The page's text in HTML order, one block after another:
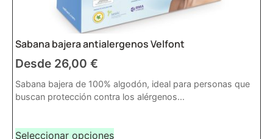
Sabana bajera antialergenos Velfont
Desde 26,00 €
Sabana bajera de 100% algodón, ideal para personas que
buscan protección contra los alérgenos...
Seleccionar opciones